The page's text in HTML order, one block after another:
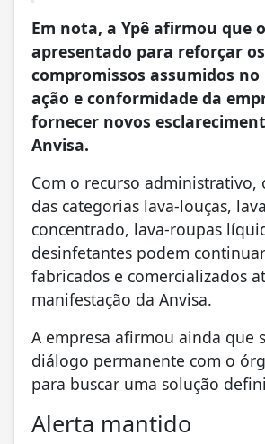
Em nota, a Ypê afirmou que
apresentado para reforçar os
compromissos assumidos no
ação e conformidade da
fornecer novos
Anvisa.
Com o recurso administrativo,
das categorias lava-louças,
concentrado, lava-roupas
desinfetantes podem
fabricados e comercializados
manifestação da Anvisa.
A empresa afirmou ainda que
diálogo permanente com o
para buscar uma solução
Alerta mantido